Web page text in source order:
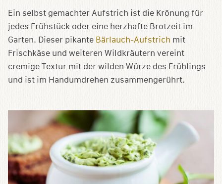
Ein selbst gemachter Aufstrich ist die Krönung für
jedes Frühstück oder eine herzhafte Brotzeit im
Garten. Dieser pikante Bärlauch-Aufstrich mit
Frischkäse und weiteren Wildkräutern vereint
cremige Textur mit der wilden Würze des Frühlings
und ist im Handumdrehen zusammengerührt.